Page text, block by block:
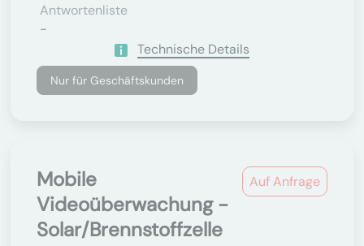
Antwortenliste
-
Technische Details
Nur für Geschäftskunden
Auf Anfrage
Mobile
Videoüberwachung -
Solar/Brennstoffzelle